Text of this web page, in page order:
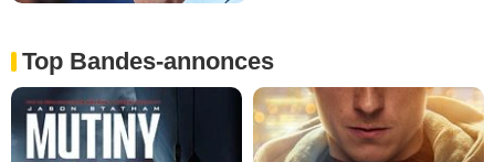
Top Bandes-annonces